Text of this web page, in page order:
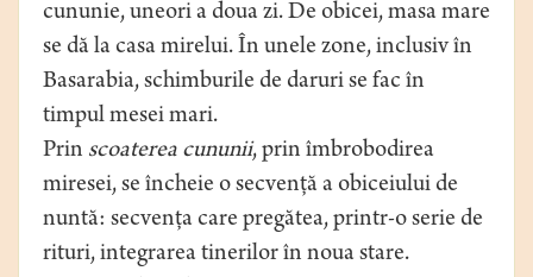
cununie, uneori a doua zi. De obicei, masa mare
se dă la casa mirelui. În unele zone, inclusiv în
Basarabia, schimburile de daruri se fac în
timpul mesei mari.
Prin scoaterea cununii, prin îmbrobodirea
miresei, se încheie o secvenţă a obiceiului de
nuntă: secvenţa care pregătea, printr-o serie de
rituri, integrarea tinerilor în noua stare.